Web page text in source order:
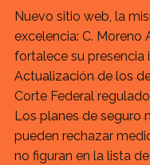
Nuevo sitio web, la
excelencia: C. Moreno
fortalece su presencia
Actualización de los
Corte Federal
Los planes de seguro
pueden rechazar
no figuran en la lista